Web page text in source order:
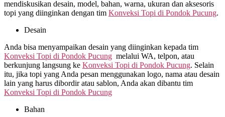
mendiskusikan desain, model, bahan, warna, ukuran dan aksesoris
topi yang diinginkan dengan tim Konveksi Topi di Pondok Pucung.
Desain
Anda bisa menyampaikan desain yang diinginkan kepada tim
Konveksi Topi di Pondok Pucung melalui WA, telpon, atau
berkunjung langsung ke Konveksi Topi di Pondok Pucung. Selain
itu, jika topi yang Anda pesan menggunakan logo, nama atau desain
lain yang harus dibordir atau sablon, Anda akan dibantu tim
Konveksi Topi di Pondok Pucung
Bahan